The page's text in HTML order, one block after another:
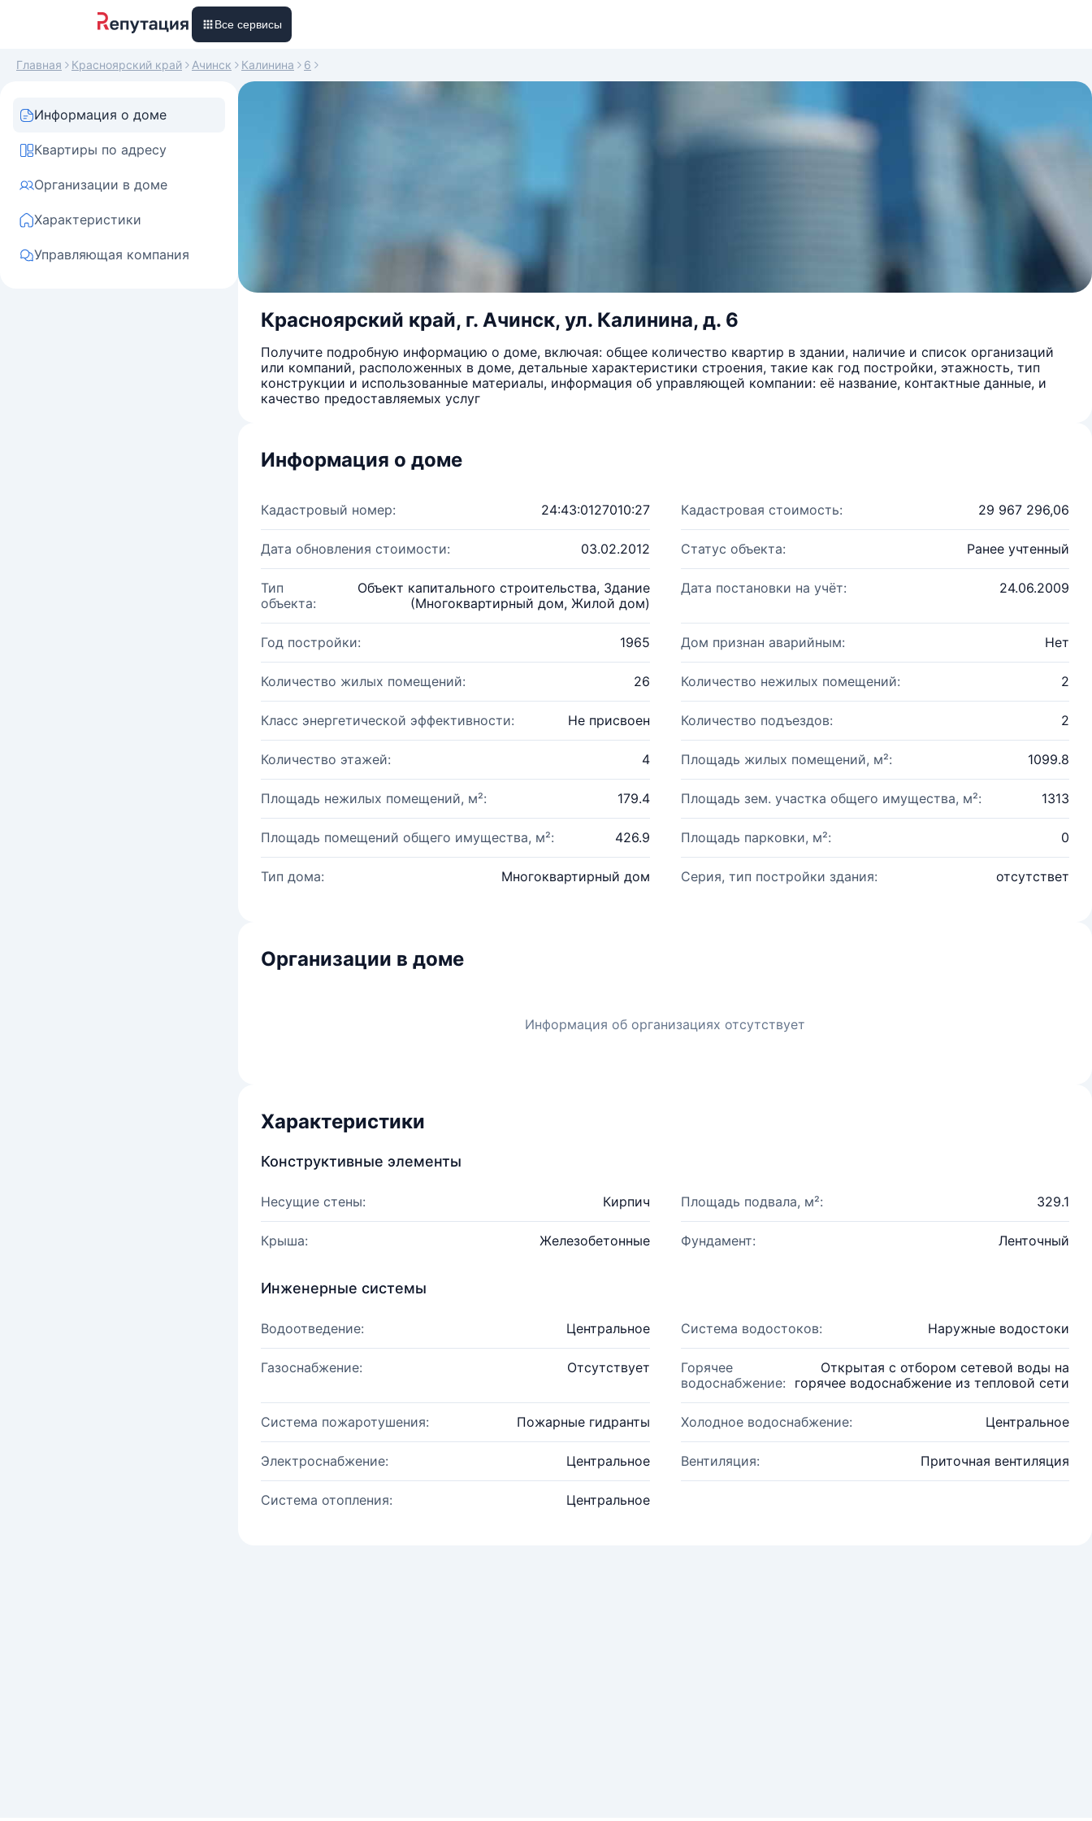
Все сервисы
Главная Красноярский край Ачинск Калинина 6
Информация о доме
Квартиры по адресу
Организации в доме
Характеристики
Управляющая компания
Красноярский край, г. Ачинск, ул. Калинина, д. 6
Получите подробную информацию о доме, включая: общее количество квартир в здании, наличие и список организаций
или компаний, расположенных в доме, детальные характеристики строения, такие как год постройки, этажность, тип
конструкции и использованные материалы, информация об управляющей компании: её название, контактные данные, и
качество предоставляемых услуг
Информация о доме
Кадастровый номер: 24:43:0127010:27 Кадастровая стоимость: 29 967 296,06
Дата обновления стоимости: 03.02.2012 Статус объекта: Ранее учтенный
Тип
объекта:
Объект капитального строительства, Здание
(Многоквартирный дом, Жилой дом)
Дата постановки на учёт: 24.06.2009
Год постройки: 1965 Дом признан аварийным: Нет
Количество жилых помещений: 26 Количество нежилых помещений: 2
Класс энергетической эффективности: Не присвоен Количество подъездов: 2
Количество этажей: 4 Площадь жилых помещений, м²: 1099.8
Площадь нежилых помещений, м²: 179.4 Площадь зем. участка общего имущества, м²: 1313
Площадь помещений общего имущества, м²: 426.9 Площадь парковки, м²: 0
Тип дома: Многоквартирный дом Серия, тип постройки здания: отсутствет
Организации в доме
Информация об организациях отсутствует
Характеристики
Конструктивные элементы
Несущие стены: Кирпич Площадь подвала, м²: 329.1
Крыша: Железобетонные Фундамент: Ленточный
Инженерные системы
Водоотведение: Центральное Система водостоков: Наружные водостоки
Газоснабжение: Отсутствует
Горячее
водоснабжение:
Открытая с отбором сетевой воды на
горячее водоснабжение из тепловой сети
Система пожаротушения: Пожарные гидранты Холодное водоснабжение: Центральное
Электроснабжение: Центральное Вентиляция: Приточная вентиляция
Система отопления: Центральное